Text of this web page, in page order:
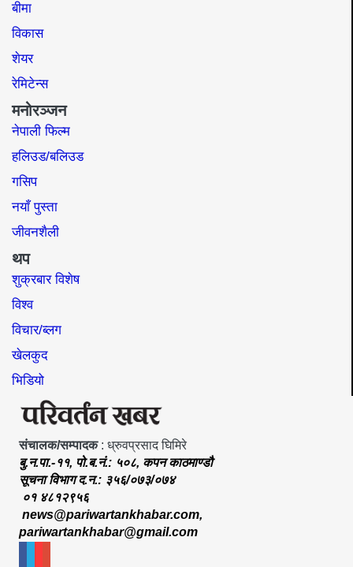
बीमा
विकास
शेयर
रेमिटेन्स
मनोरञ्जन
नेपाली फिल्म
हलिउड/बलिउड
गसिप
नयाँ पुस्ता
जीवनशैली
थप
शुक्रबार विशेष
विश्व
विचार/ब्लग
खेलकुद
भिडियो
संचालक/सम्पादक: ध्रुवप्रसाद घिमिरे
बु.न.पा.-११, पो.ब.नं.: ५०८, कपन काठमाण्डौ
सूचना विभाग द.न.: ३५६/०७३/०७४
०१ ४८१२९५६
news@pariwartankhabar.com,
pariwartankhabar@gmail.com